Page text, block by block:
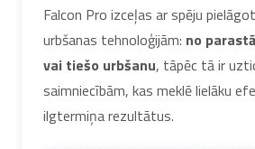
Falcon Pro izceļas ar spēju
urbšanas tehnoloģijām: no
vai tiešo urbšanu, tāpēc tā ir
saimniecībām, kas meklē lielāku
ilgtermiņa rezultātus.